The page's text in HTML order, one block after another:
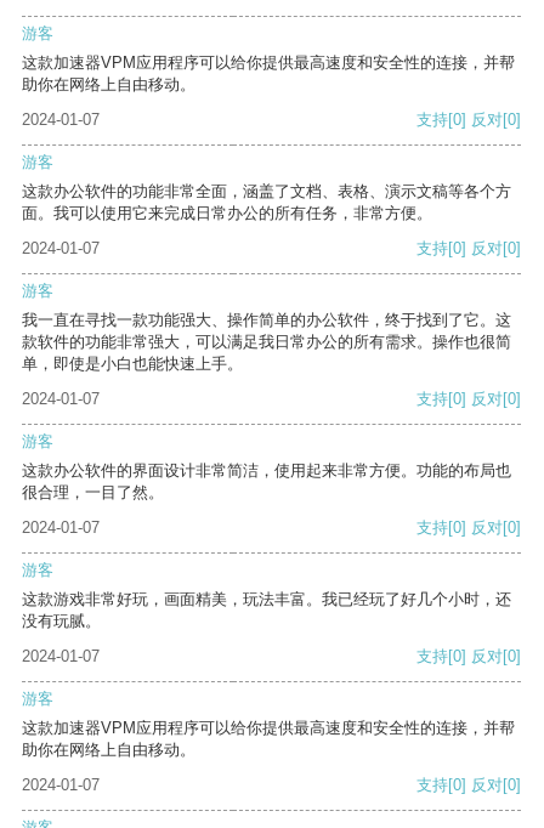
游客
这款加速器VPM应用程序可以给你提供最高速度和安全性的连接，并帮
助你在网络上自由移动。
2024-01-07
支持[0] 反对[0]
游客
这款办公软件的功能非常全面，涵盖了文档、表格、演示文稿等各个方
面。我可以使用它来完成日常办公的所有任务，非常方便。
2024-01-07
支持[0] 反对[0]
游客
我一直在寻找一款功能强大、操作简单的办公软件，终于找到了它。这
款软件的功能非常强大，可以满足我日常办公的所有需求。操作也很简
单，即使是小白也能快速上手。
2024-01-07
支持[0] 反对[0]
游客
这款办公软件的界面设计非常简洁，使用起来非常方便。功能的布局也
很合理，一目了然。
2024-01-07
支持[0] 反对[0]
游客
这款游戏非常好玩，画面精美，玩法丰富。我已经玩了好几个小时，还
没有玩腻。
2024-01-07
支持[0] 反对[0]
游客
这款加速器VPM应用程序可以给你提供最高速度和安全性的连接，并帮
助你在网络上自由移动。
2024-01-07
支持[0] 反对[0]